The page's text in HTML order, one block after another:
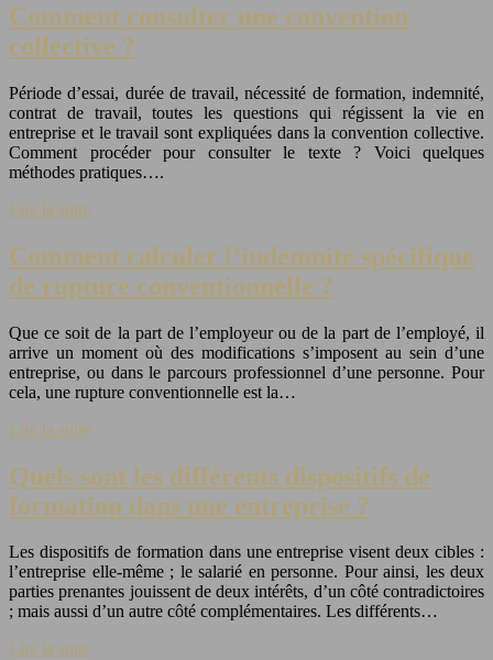
Comment consulter une convention
collective ?
Période d’essai, durée de travail, nécessité de formation, indemnité,
contrat de travail, toutes les questions qui régissent la vie en
entreprise et le travail sont expliquées dans la convention collective.
Comment procéder pour consulter le texte ? Voici quelques
méthodes pratiques….
Lire la suite
Comment calculer l’indemnité spécifique
de rupture conventionnelle ?
Que ce soit de la part de l’employeur ou de la part de l’employé, il
arrive un moment où des modifications s’imposent au sein d’une
entreprise, ou dans le parcours professionnel d’une personne. Pour
cela, une rupture conventionnelle est la…
Lire la suite
Quels sont les différents dispositifs de
formation dans une entreprise ?
Les dispositifs de formation dans une entreprise visent deux cibles :
l’entreprise elle-même ; le salarié en personne. Pour ainsi, les deux
parties prenantes jouissent de deux intérêts, d’un côté contradictoires
; mais aussi d’un autre côté complémentaires. Les différents…
Lire la suite